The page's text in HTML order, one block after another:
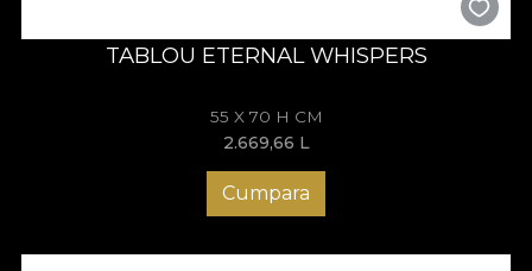
TABLOU ETERNAL WHISPERS
55 X 70 H CM
2.669,66 L
Cumpara